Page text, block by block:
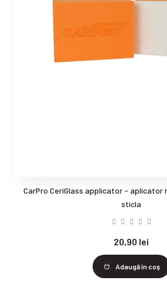
CarPro CeriGlass applicator - aplicator
sticla
20,90 lei
Adaugă în coş